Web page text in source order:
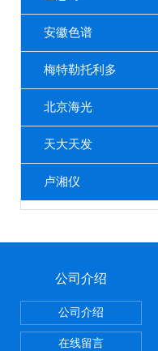
安徽色谱
梅特勒托利多
北京海光
天大天发
卢湘仪
公司介绍
公司介绍
在线留言